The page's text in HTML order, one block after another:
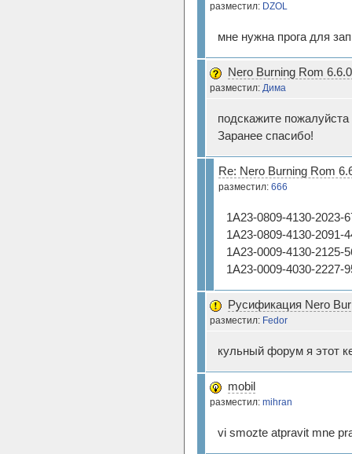
разместил: DZOL
мне нужна прога для
Nero Burning Rom
разместил: Дима
подскажите
Заранее спасибо!
Re: Nero Burning Rom
разместил: 666
1A23-0809-4130-2023-
1A23-0809-4130-2091-
1A23-0009-4130-2125-
1A23-0009-4030-2227-
Русификация Nero
разместил: Fedor
кульный форум я этот
mobil
разместил: mihran
vi smozte atpravit mne